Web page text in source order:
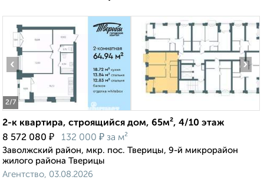
2/7
‹ ›
2-к квартира, строящийся дом, 65м², 4/10 этаж
8 572 080 ₽ 132 000 ₽ за м²
Заволжский район, мкр. пос. Тверицы, 9-й микрорайон
жилого района Тверицы
Агентство, 03.08.2026